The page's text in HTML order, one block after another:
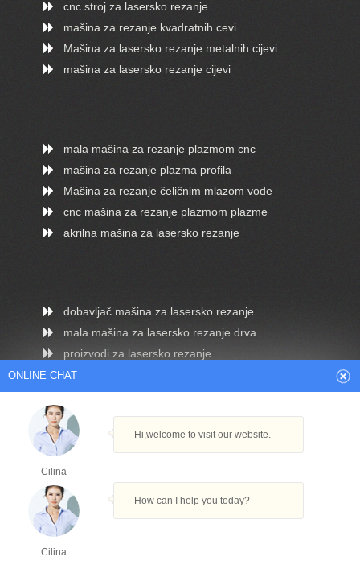
cnc stroj za lasersko rezanje
mašina za rezanje kvadratnih cevi
Mašina za lasersko rezanje metalnih cijevi
mašina za lasersko rezanje cijevi
mala mašina za rezanje plazmom cnc
mašina za rezanje plazma profila
Mašina za rezanje čeličnim mlazom vode
cnc mašina za rezanje plazmom plazme
akrilna mašina za lasersko rezanje
dobavljač mašina za lasersko rezanje
mala mašina za lasersko rezanje drva
proizvodi za lasersko rezanje
cnc stroj za rezanje cijevi
mini stroj za rezanje plazmom cnc
Arabic Dutch English
German
Portuguese
ONLINE CHAT
Cilina
Hi,welcome to visit our website.
Cilina
How can I help you today?